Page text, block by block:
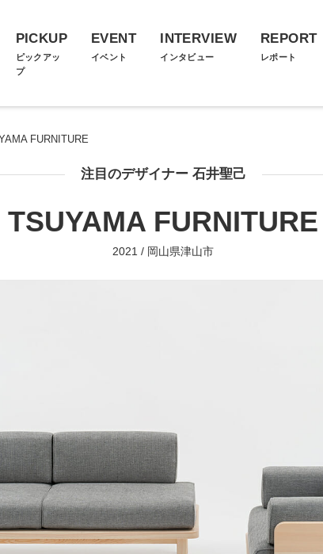
PICKUP
ピックアッ
プ
EVENT
イベント
INTERVIEW
インタビュー
REPORT
レポート
FURNITURE
注目のデザイナー 石井聖己
TSUYAMA FURNITURE
2021 / 岡山県津山市